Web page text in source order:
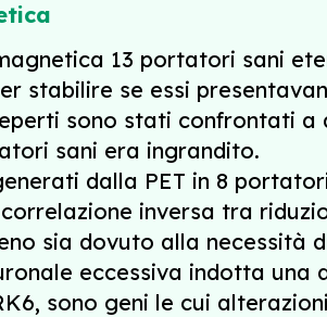
13 portatori sani
stabilire se essi
sono stati confrontati a
sani era ingrandito.
dalla PET in 8
inversa tra
sia dovuto alla necessità
eccessiva indotta una
sono geni le cui